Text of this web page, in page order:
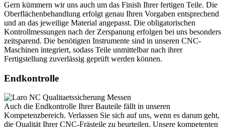
Gern kümmern wir uns auch um das Finish Ihrer fertigen Teile. Die
Oberflächenbehandlung erfolgt genau Ihren Vorgaben entsprechend
und an das jeweilige Material angepasst. Die obligatorischen
Kontrollmessungen nach der Zerspanung erfolgen bei uns besonders
zeitsparend. Die benötigten Instrumente sind in unseren CNC-
Maschinen integriert, sodass Teile unmittelbar nach ihrer
Fertigstellung zuverlässig geprüft werden können.
Endkontrolle
Auch die Endkontrolle Ihrer Bauteile fällt in unseren
Kompetenzbereich. Verlassen Sie sich auf uns, wenn es darum geht,
die Qualität Ihrer CNC-Frästeile zu beurteilen. Unsere kompetenten